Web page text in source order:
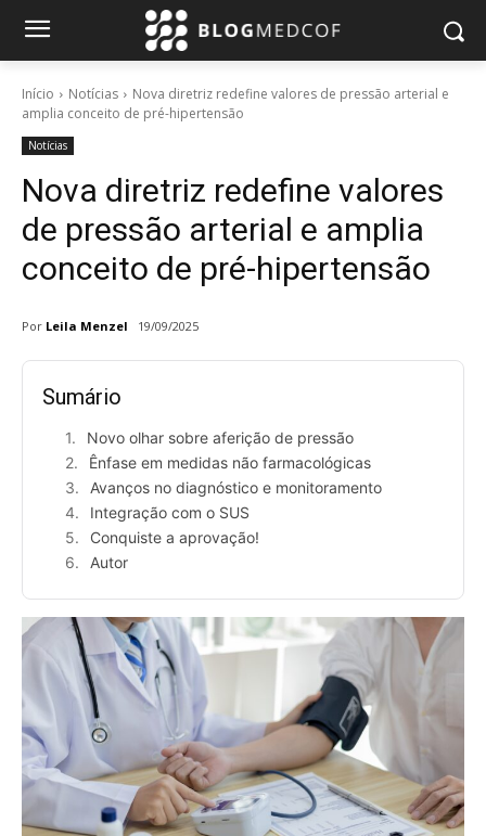
Início Notícias
Nova diretriz redefine valores de pressão arterial e
amplia conceito de pré-hipertensão
Notícias
Nova diretriz redefine valores
de pressão arterial e amplia
conceito de pré-hipertensão
Por Leila Menzel 19/09/2025
Sumário
Novo olhar sobre aferição de pressão
Ênfase em medidas não farmacológicas
Avanços no diagnóstico e monitoramento
Integração com o SUS
Conquiste a aprovação!
Autor